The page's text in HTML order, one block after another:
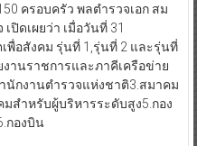
ครอบครัว พลตำรวจเอก สม
ปิดเผยว่า เมื่อวันที่ 31
พื่อสังคม รุ่นที่ 1,รุ่นที่ 2 และรุ่นที่
านราชการและภาคีเครือข่าย
นักงานตำรวจแห่งชาติ3.สมาคม
สำหรับผู้บริหารระดับสูง5.กอง
กองบิน